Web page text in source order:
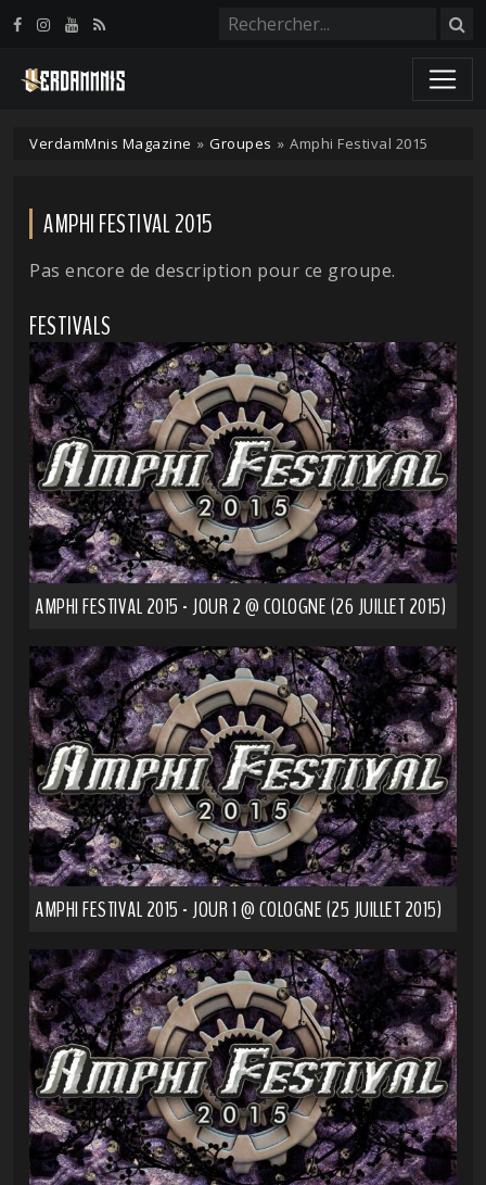
VerdamMnis Magazine » Groupes » Amphi Festival 2015
AMPHI FESTIVAL 2015
Pas encore de description pour ce groupe.
FESTIVALS
AMPHI FESTIVAL 2015 - JOUR 2 @ COLOGNE (26 JUILLET 2015)
AMPHI FESTIVAL 2015 - JOUR 1 @ COLOGNE (25 JUILLET 2015)
Panneau de gestion des cookies